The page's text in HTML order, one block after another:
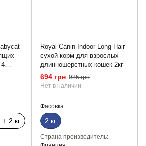
-
4
+ 2 кг
Royal Canin Indoor Long Hair -
сухой корм для взрослых
длинношерстных кошек 2кг
694 грн 925 грн
Нет в наличии
Фасовка
2 кг
Страна производитель